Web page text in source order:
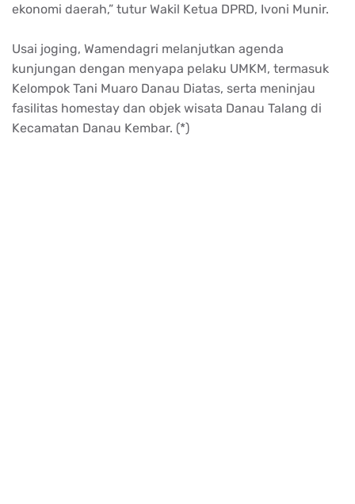
ekonomi daerah,” tutur Wakil Ketua DPRD, Ivoni Munir.
Usai joging, Wamendagri melanjutkan agenda
kunjungan dengan menyapa pelaku UMKM, termasuk
Kelompok Tani Muaro Danau Diatas, serta meninjau
fasilitas homestay dan objek wisata Danau Talang di
Kecamatan Danau Kembar. (*)